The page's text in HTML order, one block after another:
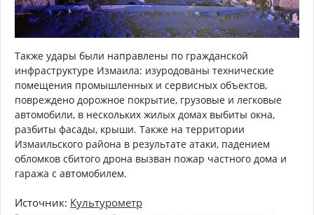
Также удары были направлены по гражданской
инфраструктуре Измаила: изуродованы технические
помещения промышленных и сервисных объектов,
повреждено дорожное покрытие, грузовые и легковые
автомобили, в нескольких жилых домах выбиты окна,
разбиты фасады, крыши. Также на территории
Измаильского района в результате атаки, падением
обломков сбитого дрона вызван пожар частного дома и
гаража с автомобилем.
Источник: Культурометр